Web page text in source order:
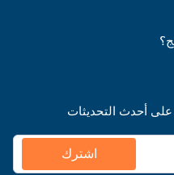
أحدث التحديثات
اشترك